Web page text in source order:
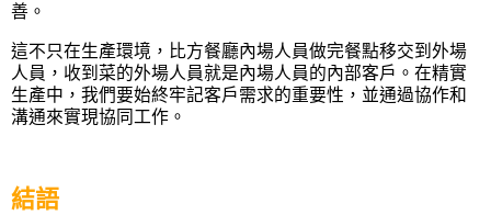
善。
這不只在生產環境，比方餐廳內場人員做完餐點移交到外場
人員，收到菜的外場人員就是內場人員的內部客戶。在精實
生產中，我們要始終牢記客戶需求的重要性，並通過協作和
溝通來實現協同工作。
結語